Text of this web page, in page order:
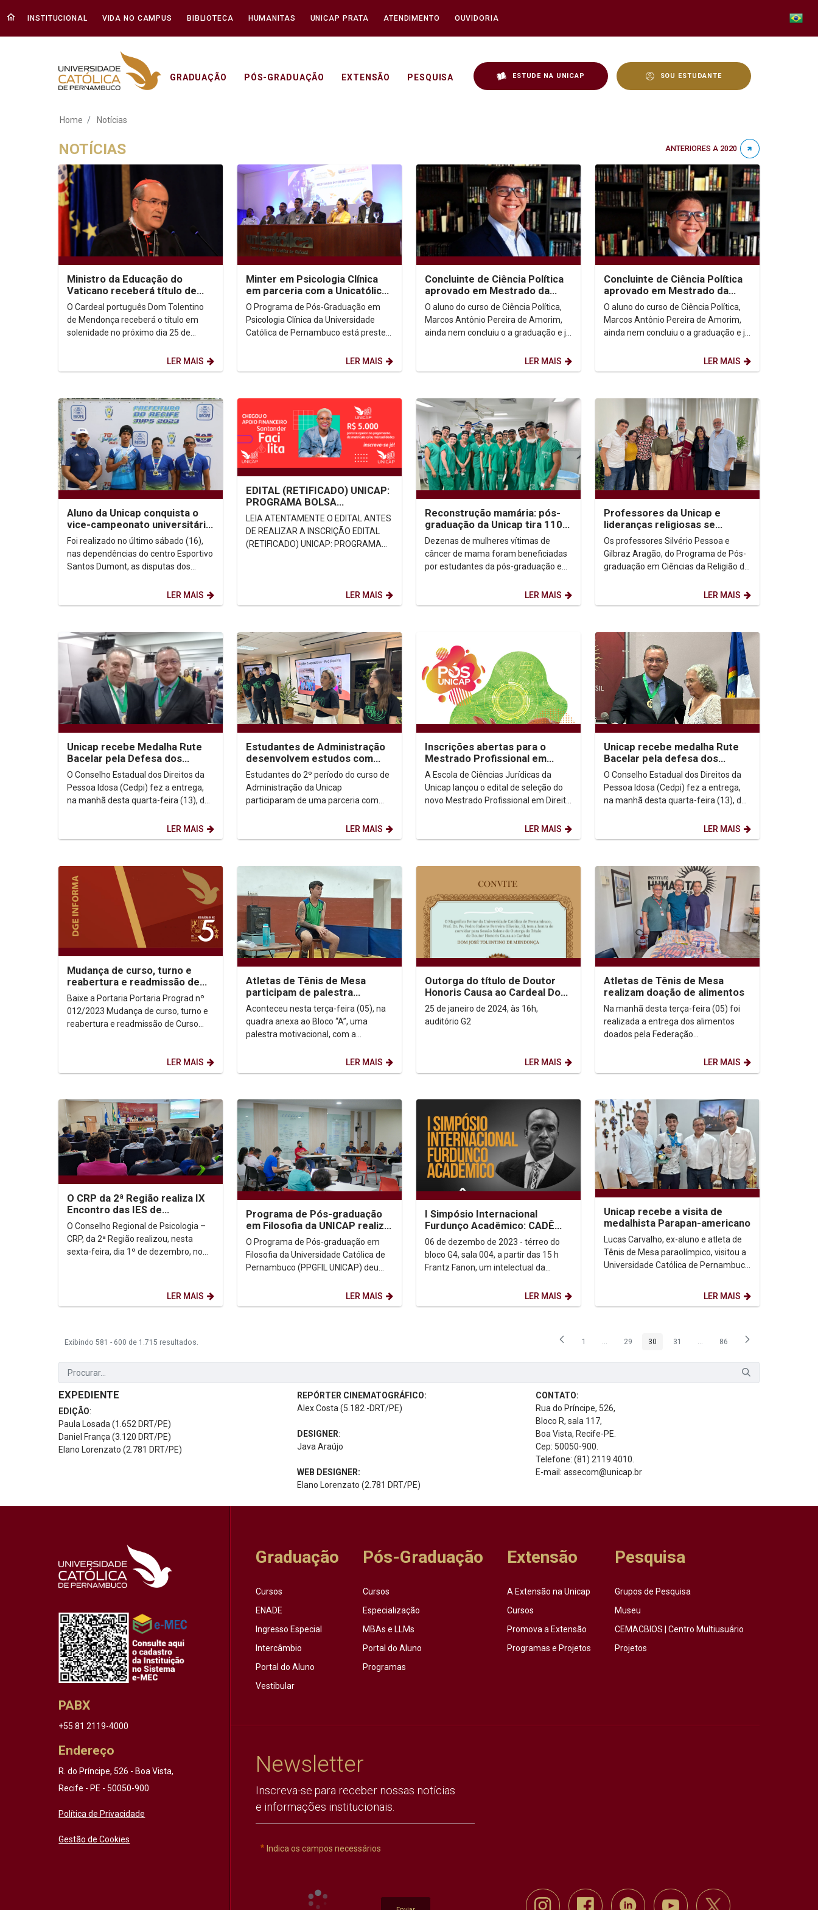
INSTITUCIONAL VIDA NO CAMPUS BIBLIOTECA HUMANITAS UNICAP PRATA ATENDIMENTO OUVIDORIA
GRADUAÇÃO PÓS-GRADUAÇÃO EXTENSÃO PESQUISA ESTUDE NA UNICAP SOU ESTUDANTE
Notícias - Unicap
Home Notícias
NOTÍCIAS ANTERIORES A 2020
Ministro da Educação do
Vaticano receberá título de
Doutor Honoris Causa da
Unicap
O Cardeal português Dom Tolentino
de Mendonça receberá o título em
solenidade no próximo dia 25 de
LER MAIS
Minter em Psicologia Clínica
em parceria com a Unicatólica
começará em fevereiro
O Programa de Pós-Graduação em
Psicologia Clínica da Universidade
Católica de Pernambuco está prestes
LER MAIS
Concluinte de Ciência Política
aprovado em Mestrado da
Escola de Comando e Estado-
Maior do Exército
O aluno do curso de Ciência Política,
Marcos Antônio Pereira de Amorim,
ainda nem concluiu o a graduação e já
LER MAIS
Concluinte de Ciência Política
aprovado em Mestrado da
Escola de Comando e Estado-
Maior do Exército
O aluno do curso de Ciência Política,
Marcos Antônio Pereira de Amorim,
ainda nem concluiu o a graduação e já
LER MAIS
Aluno da Unicap conquista o
vice-campeonato universitário
de Beach Wrestling
Foi realizado no último sábado (16),
nas dependências do centro Esportivo
Santos Dumont, as disputas dos
LER MAIS
EDITAL (RETIFICADO) UNICAP:
PROGRAMA BOLSA
SANTANDER FACILITA –
2023/2024
LEIA ATENTAMENTE O EDITAL ANTES
DE REALIZAR A INSCRIÇÃO EDITAL
(RETIFICADO) UNICAP: PROGRAMA
LER MAIS
Reconstrução mamária: pós-
graduação da Unicap tira 110
mulheres da fila de espera do
SUS
Dezenas de mulheres vítimas de
câncer de mama foram beneficiadas
por estudantes da pós-graduação em
LER MAIS
Professores da Unicap e
lideranças religiosas se
reúnem com vice-governadora
de PE
Os professores Silvério Pessoa e
Gilbraz Aragão, do Programa de Pós-
graduação em Ciências da Religião da
Pacheco, coordenador da...LER MAIS
Unicap recebe Medalha Rute
Bacelar pela Defesa dos
Direitos da Pessoa Idosa
O Conselho Estadual dos Direitos da
Pessoa Idosa (Cedpi) fez a entrega,
na manhã desta quarta-feira (13), da
LER MAIS
Estudantes de Administração
desenvolvem estudos com
catadores de resíduos sólidos
Estudantes do 2º período do curso de
Administração da Unicap
participaram de uma parceria com
resíduos sólidos do Recife. Ao...LER MAIS
Inscrições abertas para o
Mestrado Profissional em
Direito e Inovação
A Escola de Ciências Jurídicas da
Unicap lançou o edital de seleção do
novo Mestrado Profissional em Direito
LER MAIS
Unicap recebe medalha Rute
Bacelar pela defesa dos
direitos da pessoa idosa
O Conselho Estadual dos Direitos da
Pessoa Idosa (Cedpi) fez a entrega,
na manhã desta quarta-feira (13), da
LER MAIS
Mudança de curso, turno e
reabertura e readmissão de
curso 2024.1
Baixe a Portaria Portaria Prograd nº
012/2023 Mudança de curso, turno e
reabertura e readmissão de Curso
LER MAIS
Atletas de Tênis de Mesa
participam de palestra
motivacional
Aconteceu nesta terça-feira (05), na
quadra anexa ao Bloco “A”, uma
palestra motivacional, com a
LER MAIS
Outorga do título de Doutor
Honoris Causa ao Cardeal Dom
José Tolentino de Mendonça
25 de janeiro de 2024, às 16h,
auditório G2
LER MAIS
Atletas de Tênis de Mesa
realizam doação de alimentos
Na manhã desta terça-feira (05) foi
realizada a entrega dos alimentos
doados pela Federação
pelos mesatenistas da UNICAP ao...
LER MAIS
O CRP da 2ª Região realiza IX
Encontro das IES de
Pernambuco na Unicap
O Conselho Regional de Psicologia –
CRP, da 2ª Região realizou, nesta
sexta-feira, dia 1º de dezembro, no
LER MAIS
Programa de Pós-graduação
em Filosofia da UNICAP realiza
2º Encontro de Pesquisa
Filosófica em...
O Programa de Pós-graduação em
Filosofia da Universidade Católica de
Pernambuco (PPGFIL UNICAP) deu
LER MAIS
I Simpósio Internacional
Furdunço Acadêmico: CADÊ
FRANTZ FANON?
06 de dezembo de 2023 - térreo do
bloco G4, sala 004, a partir das 15 h
Frantz Fanon, um intelectual da
LER MAIS
Unicap recebe a visita de
medalhista Parapan-americano
Lucas Carvalho, ex-aluno e atleta de
Tênis de Mesa paraolímpico, visitou a
Universidade Católica de Pernambuco
LER MAIS
Exibindo 581 - 600 de 1.715 resultados. Página
1 ...Páginas intermediárias Usar ABA para navegar.
Página
29 Página
30 Página
31 ...Páginas intermediárias Usar ABA
Página
86
EXPEDIENTE
EDIÇÃO:
Paula Losada (1.652 DRT/PE)
Daniel França (3.120 DRT/PE)
Elano Lorenzato (2.781 DRT/PE)
REPÓRTER CINEMATOGRÁFICO:
Alex Costa (5.182 -DRT/PE)
DESIGNER:
Java Araújo
WEB DESIGNER:
Elano Lorenzato (2.781 DRT/PE)
CONTATO:
Rua do Príncipe, 526,
Bloco R, sala 117,
Boa Vista, Recife-PE.
Cep: 50050-900.
Telefone: (81) 2119.4010.
E-mail: assecom@unicap.br
PABX
+55 81 2119-4000
Endereço
R. do Príncipe, 526 - Boa Vista,
Recife - PE - 50050-900
Política de Privacidade
Gestão de Cookies
Graduação
Cursos
ENADE
Ingresso Especial
Intercâmbio
Portal do Aluno
Vestibular
Pós-Graduação
Cursos
Especialização
MBAs e LLMs
Portal do Aluno
Programas
Extensão
A Extensão na Unicap
Cursos
Promova a Extensão
Programas e Projetos
Pesquisa
Grupos de Pesquisa
Museu
CEMACBIOS | Centro Multiusuário
Projetos
Newsletter
Inscreva-se para receber nossas notícias
e informações institucionais.
Indica os campos necessários